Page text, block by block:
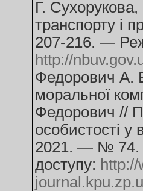
Г.
транспорту
207-216. —
http://
Федорович А.
моральної
Федорович //
особистості у
2021. — №
доступу: